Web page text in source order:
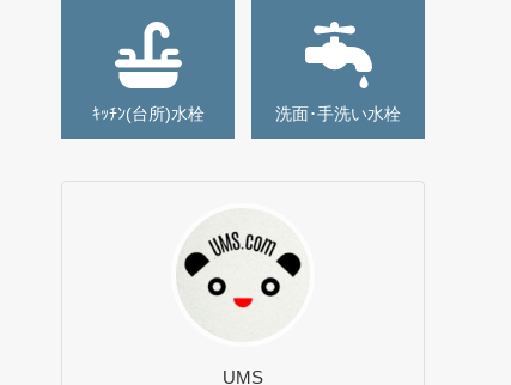
ｷｯﾁﾝ(台所)水栓 洗面･手洗い水栓
UMS